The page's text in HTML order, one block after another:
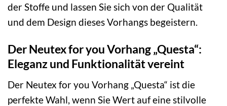
der Stoffe und lassen Sie sich von der Qualität
und dem Design dieses Vorhangs begeistern.
Der Neutex for you Vorhang „Questa“:
Eleganz und Funktionalität vereint
Der Neutex for you Vorhang „Questa“ ist die
perfekte Wahl, wenn Sie Wert auf eine stilvolle